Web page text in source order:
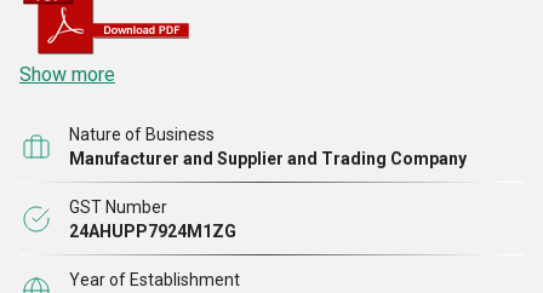
Show more
Nature of Business
Manufacturer and Supplier and Trading Company
GST Number
24AHUPP7924M1ZG
Year of Establishment